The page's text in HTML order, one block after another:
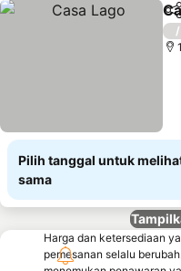
/
Pilih tanggal untuk
sama
Harga dan ketersediaan
pemesanan selalu